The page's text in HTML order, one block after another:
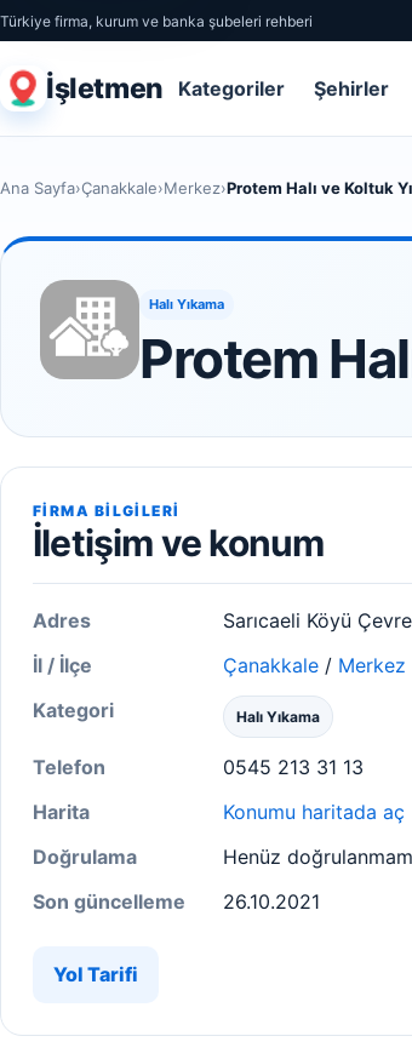
Türkiye firma, kurum ve banka şubeleri rehberi
İşletmen Kategoriler Şehirler
Ana Sayfa›Çanakkale›Merkez›Protem Halı ve Koltuk
Halı Yıkama
Protem
FIRMA BILGILERI
İletişim ve konum
Adres
Sarıcaeli Köyü
İl / İlçe
Çanakkale / Merkez
Kategori
Halı Yıkama
Telefon
0545 213 31 13
Harita
Konumu haritada
Doğrulama
Henüz
Son güncelleme
26.10.2021
Yol Tarifi